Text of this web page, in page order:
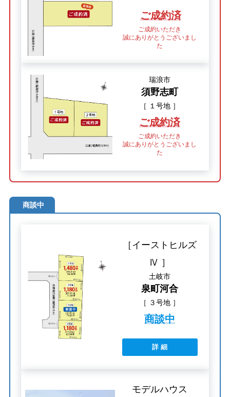
ご成約済
ご成約いただき
誠にありがとうございまし
た
瑞浪市
須野志町
［ １号地 ］
ご成約済
ご成約いただき
誠にありがとうございまし
た
商談中
［イーストヒルズ
Ⅳ ］
土岐市
泉町河合
［ ３号地 ］
商談中
詳 細
モデルハウス